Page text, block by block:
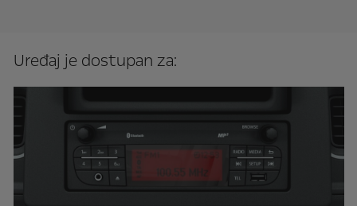
Uređaj je dostupan za: